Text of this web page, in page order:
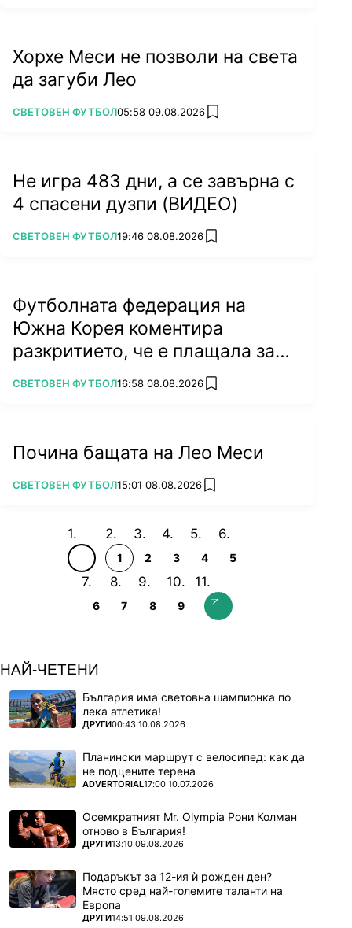
Хорхе Меси не позволи на света
да загуби Лео
ПОВЕЧЕ ОТ
СВЕТОВЕН ФУТБОЛ05:58 09.08.2026 add favorites
Не игра 483 дни, а се завърна с
4 спасени дузпи (ВИДЕО)
ПОВЕЧЕ ОТ
СВЕТОВЕН ФУТБОЛ19:46 08.08.2026 add favorites
Футболната федерация на
Южна Корея коментира
разкритието, че е плащала за
секс
ПОВЕЧЕ ОТ
СВЕТОВЕН ФУТБОЛ16:58 08.08.2026 add favorites
Почина бащата на Лео Меси
ПОВЕЧЕ ОТ
СВЕТОВЕН ФУТБОЛ15:01 08.08.2026 add favorites
1 2 3 4 5
6 7 8 9
НАЙ-ЧЕТЕНИ
България има световна шампионка по
лека атлетика!
ПОВЕЧЕ ОТ
ДРУГИ00:43 10.08.2026
Планински маршрут с велосипед: как да
не подцените терена
ПОВЕЧЕ ОТ
ADVERTORIAL17:00 10.07.2026
Осемкратният Mr. Olympia Рони Колман
отново в България!
ПОВЕЧЕ ОТ
ДРУГИ13:10 09.08.2026
Подаръкът за 12-ия ѝ рожден ден?
Място сред най-големите таланти на
Европа
ПОВЕЧЕ ОТ
ДРУГИ14:51 09.08.2026